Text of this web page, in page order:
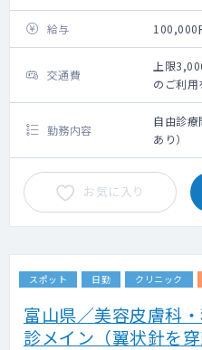
給与 100,000
交通費
上限
のご利
クシー利
勤務内容
自由診
あり）
お気に入り
スポット 日勤 クリニック
富山県／美容皮膚科
診メイン（翼状針を穿